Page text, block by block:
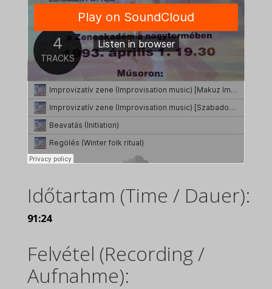
Időtartam (Time / Dauer):
91:24
Felvétel (Recording /
Aufnahme):